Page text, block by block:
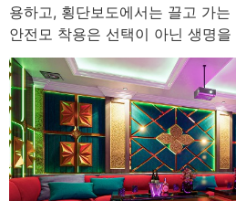
용하고, 횡단보도에서는 끌고 가는
안전모 착용은 선택이 아닌 생명